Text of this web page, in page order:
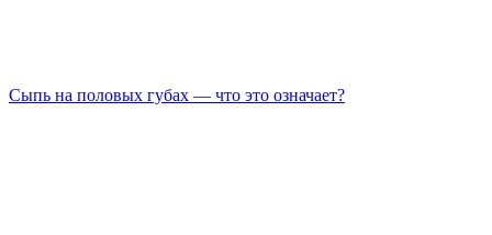
Сыпь на половых губах — что это означает?